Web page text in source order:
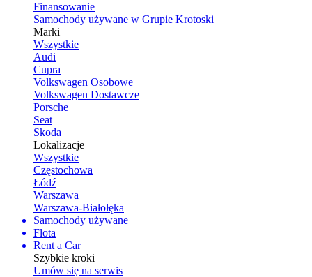
Finansowanie
Samochody używane w Grupie Krotoski
Marki
Wszystkie
Audi
Cupra
Volkswagen Osobowe
Volkswagen Dostawcze
Porsche
Seat
Skoda
Lokalizacje
Wszystkie
Częstochowa
Łódź
Warszawa
Warszawa-Białołęka
Samochody używane
Flota
Rent a Car
Szybkie kroki
Umów się na serwis